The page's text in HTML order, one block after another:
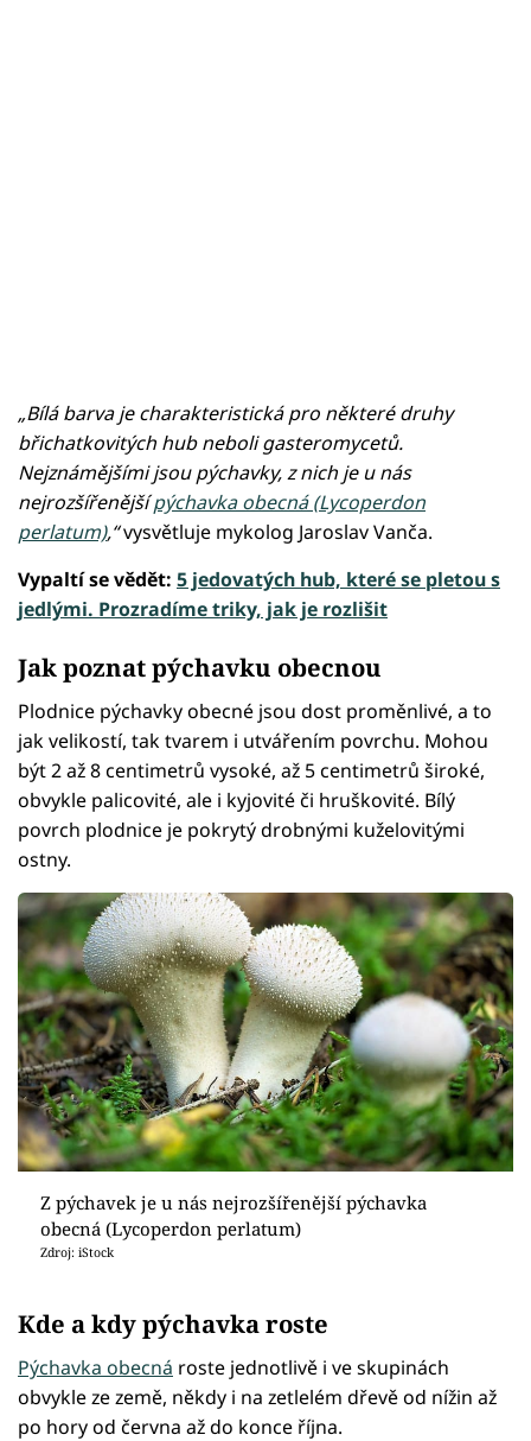
„Bílá barva je charakteristická pro některé druhy
břichatkovitých hub neboli gasteromycetů.
Nejznámějšími jsou pýchavky, z nich je u nás
nejrozšířenějšípýchavka obecná (Lycoperdon
perlatum),“vysvětluje mykolog Jaroslav Vanča.
Vypaltí se vědět: 5 jedovatých hub, které se pletou s
jedlými. Prozradíme triky, jak je rozlišit
Jak poznat pýchavku obecnou
Plodnice pýchavky obecné jsou dost proměnlivé, a to
jak velikostí, tak tvarem i utvářením povrchu. Mohou
být 2 až 8 centimetrů vysoké, až 5 centimetrů široké,
obvykle palicovité, ale i kyjovité či hruškovité. Bílý
povrch plodnice je pokrytý drobnými kuželovitými
ostny.
Z pýchavek je u nás nejrozšířenější pýchavka
obecná (Lycoperdon perlatum)
Zdroj: iStock
Kde a kdy pýchavka roste
Pýchavka obecná roste jednotlivě i ve skupinách
obvykle ze země, někdy i na zetlelém dřevě od nížin až
po hory od června až do konce října.